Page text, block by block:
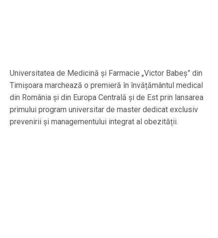
Universitatea de Medicină și Farmacie „Victor Babeș” din
Timișoara marchează o premieră în învățământul medical
din România și din Europa Centrală și de Est prin lansarea
primului program universitar de master dedicat exclusiv
prevenirii și managementului integrat al obezității.